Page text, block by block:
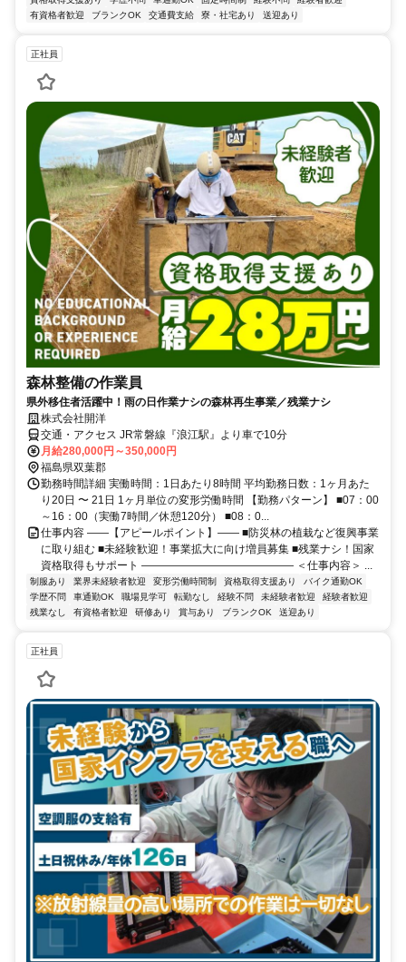
有資格者歓迎
ブランクOK 交通費支給 寮・社宅あり 送迎あり
正社員
森林整備の作業員
県外移住者活躍中！雨の日作業ナシの森林再生事業／残業ナシ
株式会社開洋
交通・アクセス JR常磐線『浪江駅』より車で10分
月給280,000円～350,000円
福島県双葉郡
勤務時間詳細 実働時間：1日あたり8時間 平均勤務日数：1ヶ月あた
り20日 〜 21日 1ヶ月単位の変形労働時間 【勤務パターン】 ■07：00
～16：00（実働7時間／休憩120分） ■08：0...
仕事内容 ――【アピールポイント】―― ■防災林の植栽など復興事業
に取り組む ■未経験歓迎！事業拡大に向け増員募集 ■残業ナシ！国家
資格取得もサポート ―――――――――――――― ＜仕事内容＞ ...
制服あり 業界未経験者歓迎 変形労働時間制 資格取得支援あり
バイク通勤OK
学歴不問
車通勤OK 職場見学可 転勤なし 経験不問 未経験者歓迎
経験者歓迎
残業なし
有資格者歓迎 研修あり 賞与あり ブランクOK 送迎あり
正社員